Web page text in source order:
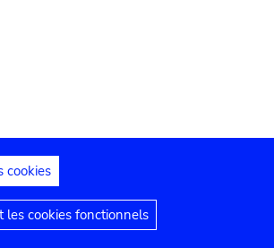
juridiques Déclaration d'accessibilité
cookies
les cookies fonctionnels